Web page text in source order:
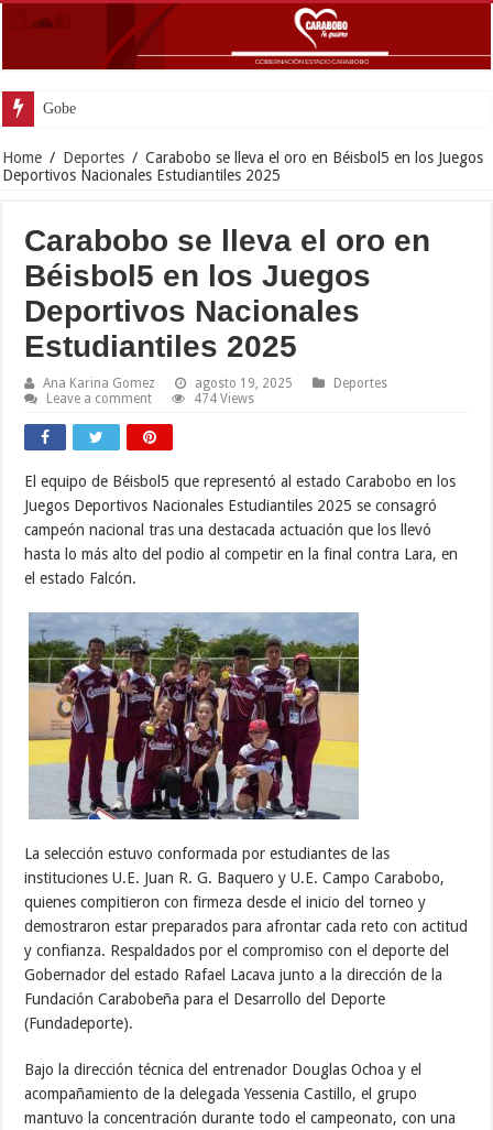
Gobernador Lacava y Al
Home / Deportes / Carabobo se lleva el oro en Béisbol5 en los Juegos
Deportivos Nacionales Estudiantiles 2025
Carabobo se lleva el oro en
Béisbol5 en los Juegos
Deportivos Nacionales
Estudiantiles 2025
Ana Karina Gomez agosto 19, 2025
Deportes
Leave a comment
474 Views
El equipo de Béisbol5 que representó al estado Carabobo en los
Juegos Deportivos Nacionales Estudiantiles 2025 se consagró
campeón nacional tras una destacada actuación que los llevó
hasta lo más alto del podio al competir en la final contra Lara, en
el estado Falcón.
La selección estuvo conformada por estudiantes de las
instituciones U.E. Juan R. G. Baquero y U.E. Campo Carabobo,
quienes compitieron con firmeza desde el inicio del torneo y
demostraron estar preparados para afrontar cada reto con actitud
y confianza. Respaldados por el compromiso con el deporte del
Gobernador del estado Rafael Lacava junto a la dirección de la
Fundación Carabobeña para el Desarrollo del Deporte
(Fundadeporte).
Bajo la dirección técnica del entrenador Douglas Ochoa y el
acompañamiento de la delegada Yessenia Castillo, el grupo
mantuvo la concentración durante todo el campeonato, con una